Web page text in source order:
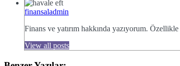
finansaladmin
Finans ve yatırım hakkında yazıyorum. Özellikle
View all posts